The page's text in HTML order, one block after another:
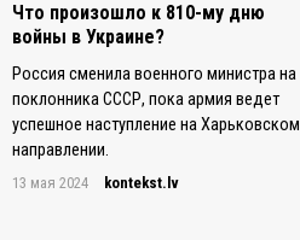
Что произошло к 810-му дню
войны в Украине?
Россия сменила военного министра на
поклонника СССР, пока армия ведет
успешное наступление на Харьковском
направлении.
13 мая 2024 kontekst.lv